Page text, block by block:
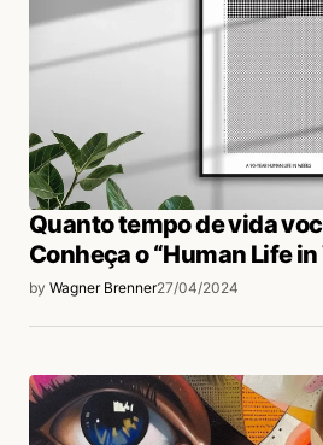
Quanto tempo de vida
Conheça o “Human Life in
by Wagner Brenner27/04/2024